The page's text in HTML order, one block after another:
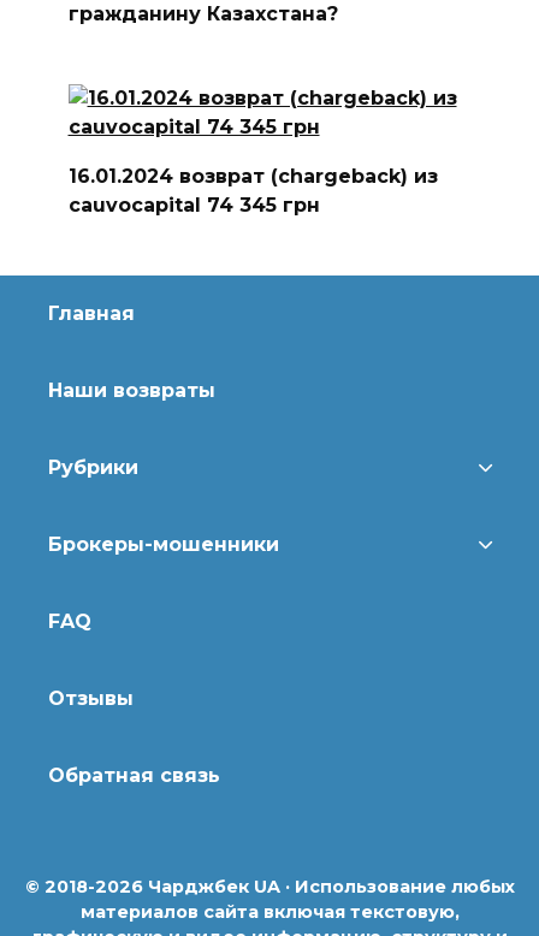
гражданину Казахстана?
16.01.2024 возврат (chargeback) из
cauvocapital 74 345 грн
Главная
Наши возвраты
Рубрики
Брокеры-мошенники
FAQ
Отзывы
Обратная связь
© 2018-2026 Чарджбек UA · Использование любых
материалов сайта включая текстовую,